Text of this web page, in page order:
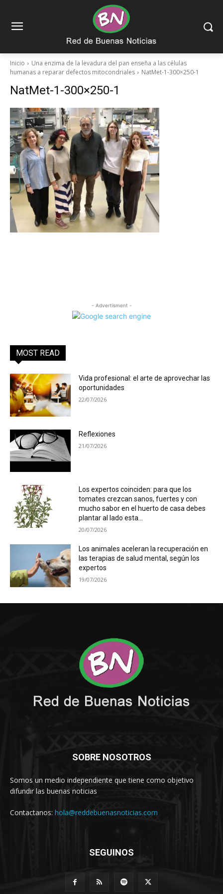
Inicio
Una enzima de la levadura del pan enseña a las células
humanas a reparar defectos mitocondriales
NatMet-1-300×250-1
NatMet-1-300×250-1
- Advertisment -
MOST READ
Vida profesional: el arte de aprovechar las
oportunidades
22/07/2026
Reflexiones
21/07/2026
Los expertos coinciden: para que los
tomates crezcan sanos, fuertes y con
mucho sabor en el huerto de casa debes
plantar al lado esta...
20/07/2026
Los animales aceleran la recuperación en
las terapias de salud mental, según los
expertos
19/07/2026
SOBRE NOSOTROS
Somos un medio independiente que tiene como objetivo
difundir las buenas noticias
Contactanos: hola@reddebuenasnoticias.com
SEGUINOS